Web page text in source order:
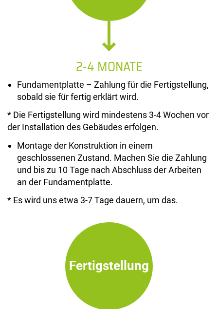
2-4 MONATE
Fundamentplatte – Zahlung für die Fertigstellung,
sobald sie für fertig erklärt wird.
* Die Fertigstellung wird mindestens 3-4 Wochen vor
der Installation des Gebäudes erfolgen.
Montage der Konstruktion in einem
geschlossenen Zustand. Machen Sie die Zahlung
und bis zu 10 Tage nach Abschluss der Arbeiten
an der Fundamentplatte.
* Es wird uns etwa 3-7 Tage dauern, um das.
Fertigstellung